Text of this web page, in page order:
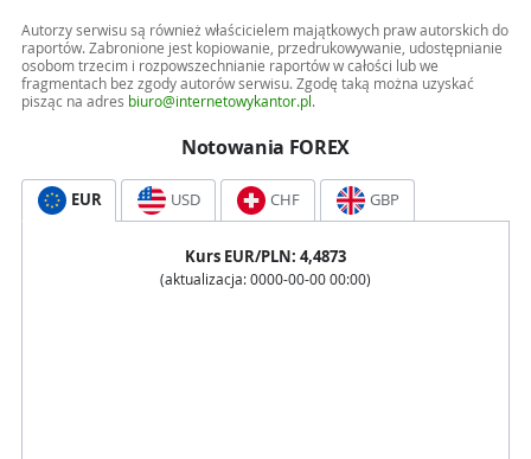
Autorzy serwisu są również właścicielem majątkowych praw autorskich do
raportów. Zabronione jest kopiowanie, przedrukowywanie, udostępnianie
osobom trzecim i rozpowszechnianie raportów w całości lub we
fragmentach bez zgody autorów serwisu. Zgodę taką można uzyskać
pisząc na adres biuro@internetowykantor.pl .
Notowania FOREX
EUR USD CHF GBP
Kurs EUR/PLN: 4,4873
(aktualizacja: 0000-00-00 00:00)